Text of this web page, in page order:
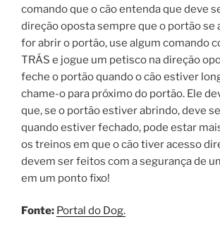
comando que o cão entenda que deve
direção oposta sempre que o portão se
for abrir o portão, use algum comando
TRÁS e jogue um petisco na direção
feche o portão quando o cão estiver
chame-o para próximo do portão. Ele
que, se o portão estiver abrindo, deve
quando estiver fechado, pode estar
os treinos em que o cão tiver acesso
devem ser feitos com a segurança de
em um ponto fixo!
Fonte: Portal do Dog.